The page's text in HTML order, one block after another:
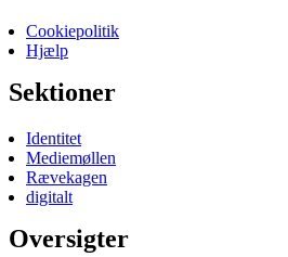
Cookiepolitik
Hjælp
Sektioner
Identitet
Mediemøllen
Rævekagen
digitalt
Oversigter